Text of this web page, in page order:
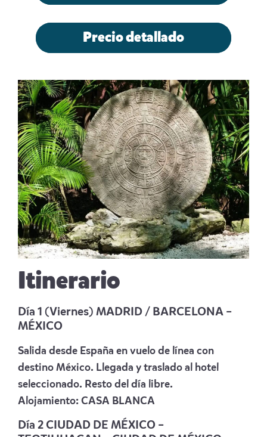
Precio detallado
Itinerario
Día 1 (Viernes) MADRID / BARCELONA –
MÉXICO
Salida desde España en vuelo de línea con
destino México. Llegada y traslado al hotel
seleccionado. Resto del día libre.
Alojamiento: CASA BLANCA
Día 2 CIUDAD DE MÉXICO –